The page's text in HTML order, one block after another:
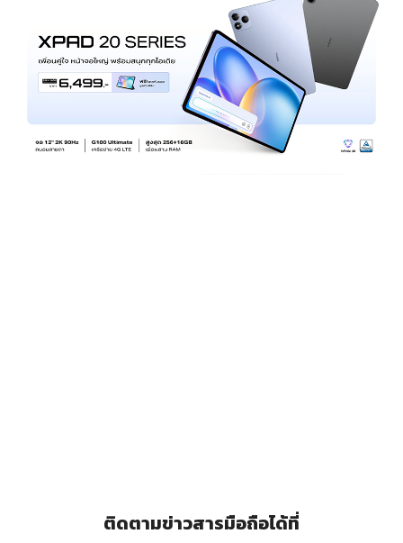
ติดตามข่าวสารมือถือได้ที่